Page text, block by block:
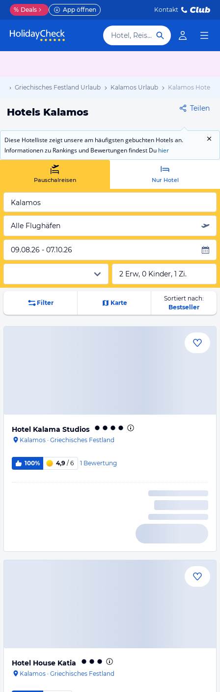
% Deals App öffnen Kontakt
Hotel, Reiseziel
Griechisches Festland Urlaub Kalamos Urlaub Kalamos Hotels
Hotels Kalamos Teilen
Diese Hotelliste zeigt unsere am häufigsten gebuchten Hotels an.
Informationen zu Rankings und Bewertungen findest Du hier
Pauschalreisen Nur Hotel
Kalamos
Alle Flughäfen
09.08.26 - 07.10.26
2 Erw, 0 Kinder, 1 Zi.
Filter Karte
Sortiert nach:
Bestseller
Hotel Kalama Studios
Kalamos · Griechisches Festland
100% 4,9 / 6 1 Bewertung
Hotel House Katia
Kalamos · Griechisches Festland